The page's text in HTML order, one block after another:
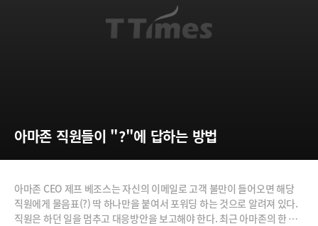
아마존 직원들이 "?"에 답하는 방법
아마존 CEO 제프 베조스는 자신의 이메일로 고객 불만이 들어오면 해당
직원에게 물음표(?) 딱 하나만을 붙여서 포워딩 하는 것으로 알려져 있다.
직원은 하던 일을 멈추고 대응방안을 보고해야 한다. 최근 아마존의 한 매